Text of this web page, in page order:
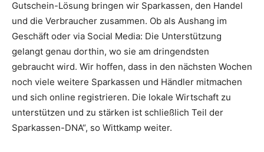
Gutschein-Lösung bringen wir Sparkassen, den Handel
und die Verbraucher zusammen. Ob als Aushang im
Geschäft oder via Social Media: Die Unterstützung
gelangt genau dorthin, wo sie am dringendsten
gebraucht wird. Wir hoffen, dass in den nächsten Wochen
noch viele weitere Sparkassen und Händler mitmachen
und sich online registrieren. Die lokale Wirtschaft zu
unterstützen und zu stärken ist schließlich Teil der
Sparkassen-DNA“, so Wittkamp weiter.